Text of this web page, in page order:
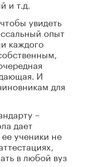
и т.д.
увидеть
опыт
каждого
И
для
–
дает
ученики не
в любой вуз